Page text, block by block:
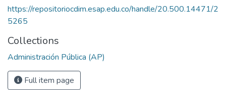
https://repositoriocdim.esap.edu.co/handle/20.500.14471/2
5265
Collections
Administración Pública (AP)
Full item page